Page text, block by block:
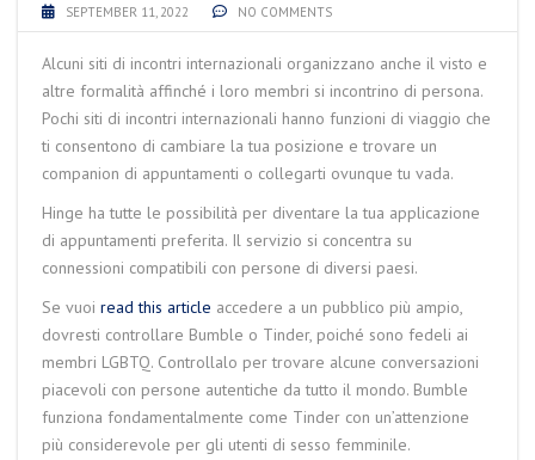
SEPTEMBER 11, 2022 NO COMMENTS
Alcuni siti di incontri internazionali organizzano anche il visto e
altre formalità affinché i loro membri si incontrino di persona.
Pochi siti di incontri internazionali hanno funzioni di viaggio che
ti consentono di cambiare la tua posizione e trovare un
companion di appuntamenti o collegarti ovunque tu vada.
Hinge ha tutte le possibilità per diventare la tua applicazione
di appuntamenti preferita. Il servizio si concentra su
connessioni compatibili con persone di diversi paesi.
Se vuoi read this article accedere a un pubblico più ampio,
dovresti controllare Bumble o Tinder, poiché sono fedeli ai
membri LGBTQ. Controllalo per trovare alcune conversazioni
piacevoli con persone autentiche da tutto il mondo. Bumble
funziona fondamentalmente come Tinder con un’attenzione
più considerevole per gli utenti di sesso femminile.